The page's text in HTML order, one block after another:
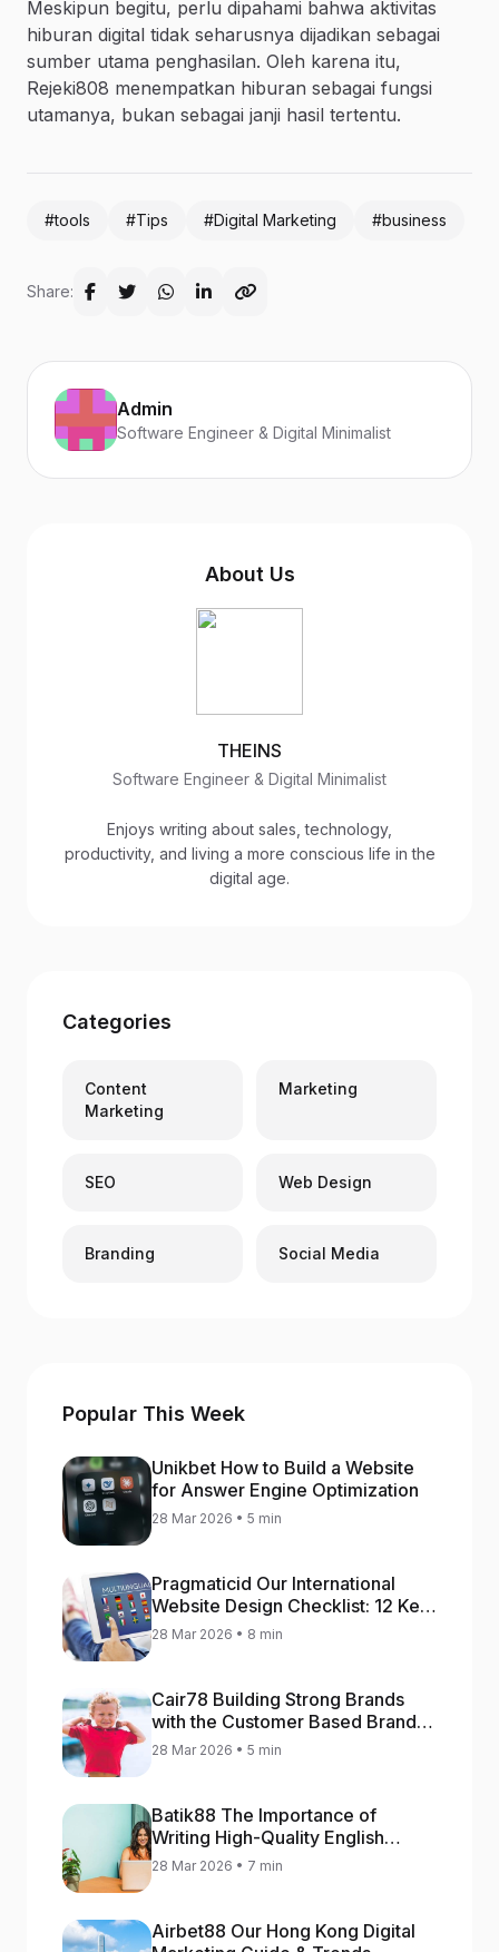
Meskipun begitu, perlu dipahami bahwa aktivitas
hiburan digital tidak seharusnya dijadikan sebagai
sumber utama penghasilan. Oleh karena itu,
Rejeki808 menempatkan hiburan sebagai fungsi
utamanya, bukan sebagai janji hasil tertentu.
#tools #Tips #Digital Marketing #business
Share:
Admin
Software Engineer & Digital Minimalist
About Us
THEINS
Software Engineer & Digital Minimalist
Enjoys writing about sales, technology,
productivity, and living a more conscious life in the
digital age.
Categories
Content
Marketing
Marketing
SEO Web Design
Branding Social Media
Popular This Week
Unikbet How to Build a Website
for Answer Engine Optimization
28 Mar 2026 • 5 min
Pragmaticid Our International
Website Design Checklist: 12 Key
Stages
28 Mar 2026 • 8 min
Cair78 Building Strong Brands
with the Customer Based Brand
Equity (CBBE) Model
28 Mar 2026 • 5 min
Batik88 The Importance of
Writing High-Quality English
Content
28 Mar 2026 • 7 min
Airbet88 Our Hong Kong Digital